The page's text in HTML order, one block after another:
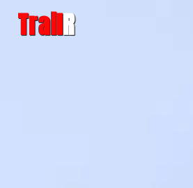
TrailR